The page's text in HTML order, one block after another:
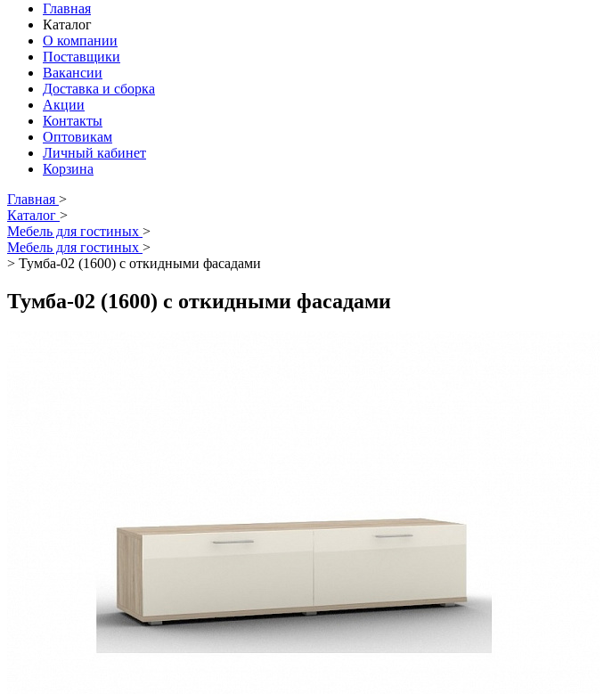
Главная
Каталог
О компании
Поставщики
Вакансии
Доставка и сборка
Акции
Контакты
Оптовикам
Личный кабинет
Корзина
Главная >
Каталог >
Мебель для гостиных >
Мебель для гостиных >
> Тумба-02 (1600) с откидными фасадами
Тумба-02 (1600) с откидными фасадами